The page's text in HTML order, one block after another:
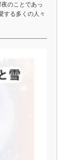
のことであっ
する多くの人々